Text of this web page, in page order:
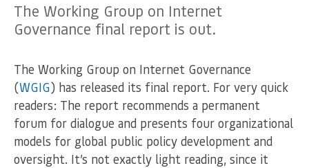
The Working Group on Internet
Governance final report is out.
The Working Group on Internet Governance
(WGIG) has released its final report. For very quick
readers: The report recommends a permanent
forum for dialogue and presents four organizational
models for global public policy development and
oversight. It’s not exactly light reading, since it